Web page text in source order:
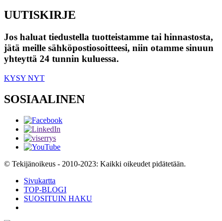
UUTISKIRJE
Jos haluat tiedustella tuotteistamme tai hinnastosta,
jätä meille sähköpostiosoitteesi, niin otamme sinuun
yhteyttä 24 tunnin kuluessa.
KYSY NYT
SOSIAALINEN
© Tekijänoikeus - 2010-2023: Kaikki oikeudet pidätetään.
Sivukartta
TOP-BLOGI
SUOSITUIN HAKU